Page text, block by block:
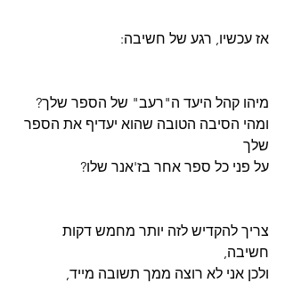
אז עכשיו, רגע של חשיבה:
מיהו קהל היעד ה"רעב" של הספר שלך?
ומהי הסיבה הטובה שהוא יעדיף את הספר
שלך
על פני כל ספר אחר בז'אנר שלו?
צריך להקדיש לזה יותר מחמש דקות
חשיבה,
ולכן אני לא רוצה ממך תשובה מייד,